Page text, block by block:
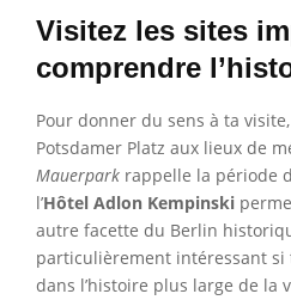
Visitez les sites
comprendre
Pour donner du sens à ta
Potsdamer Platz aux lieux de
Mauerpark rappelle la période
l’Hôtel Adlon Kempinski
autre facette du Berlin
particulièrement intéressant si
dans l’histoire plus large de la